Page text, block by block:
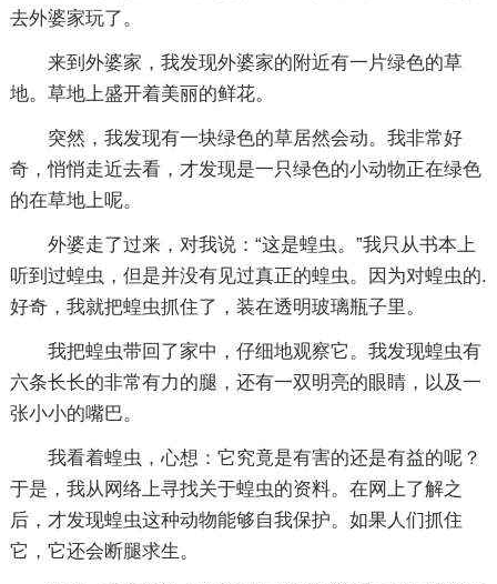
去外婆家玩了。
来到外婆家，我发现外婆家的附近有一片绿色的草
地。草地上盛开着美丽的鲜花。
突然，我发现有一块绿色的草居然会动。我非常好
奇，悄悄走近去看，才发现是一只绿色的小动物正在绿色
的在草地上呢。
外婆走了过来，对我说：“这是蝗虫。”我只从书本上
听到过蝗虫，但是并没有见过真正的蝗虫。因为对蝗虫的.
好奇，我就把蝗虫抓住了，装在透明玻璃瓶子里。
我把蝗虫带回了家中，仔细地观察它。我发现蝗虫有
六条长长的非常有力的腿，还有一双明亮的眼睛，以及一
张小小的嘴巴。
我看着蝗虫，心想：它究竟是有害的还是有益的呢？
于是，我从网络上寻找关于蝗虫的资料。在网上了解之
后，才发现蝗虫这种动物能够自我保护。如果人们抓住
它，它还会断腿求生。